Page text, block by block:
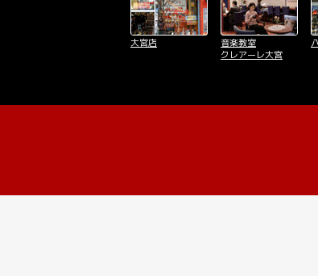
大宮店
音楽教室
クレアーレ大宮